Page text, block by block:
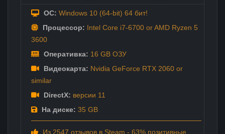
ОС: Windows 10 (64-bit) 64 бит!
Процессор: Intel Core i7-6700 or AMD Ryzen 5
3600
Оперативка: 16 GB ОЗУ
Видеокарта: Nvidia GeForce RTX 2060 or
similar
DirectX: версии 11
На диске: 35 GB
Из 2547 отзывов в Steam - 63% позитивные